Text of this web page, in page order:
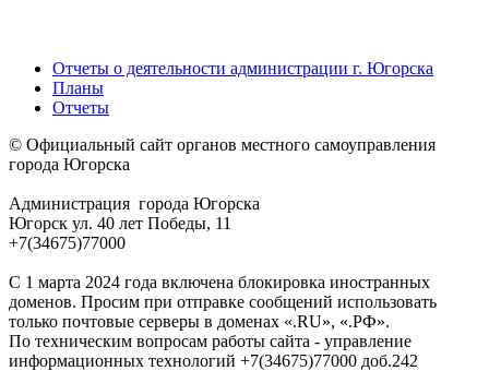
Отчеты о деятельности администрации г. Югорска
Планы
Отчеты
© Официальный сайт органов местного самоуправления
города Югорска
Администрация города Югорска
Югорск ул. 40 лет Победы, 11
+7(34675)77000
С 1 марта 2024 года включена блокировка иностранных
доменов. Просим при отправке сообщений использовать
только почтовые серверы в доменах «.RU», «.РФ».
По техническим вопросам работы сайта - управление
информационных технологий +7(34675)77000 доб.242